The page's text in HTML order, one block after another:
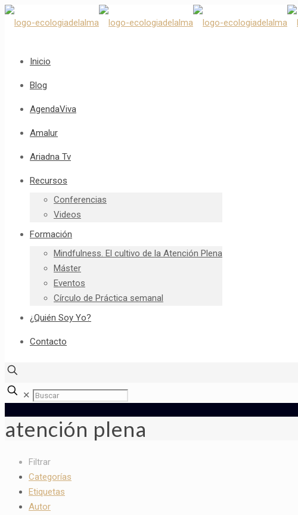
Inicio
Blog
AgendaViva
Amalur
Ariadna Tv
Recursos
Conferencias
Videos
Formación
Mindfulness. El cultivo de la Atención Plena
Máster
Eventos
Círculo de Práctica semanal
¿Quién Soy Yo?
Contacto
✕
atención plena
Filtrar
Categorías
Etiquetas
Autor